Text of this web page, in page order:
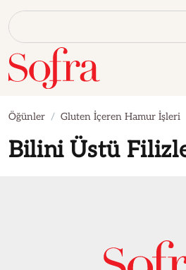
Öğünler Gluten İçeren Hamur İşleri
Bilini Üstü